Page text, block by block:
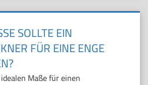
SOLLTE EIN W
FÜR EINE ENGE K
Maße für einen